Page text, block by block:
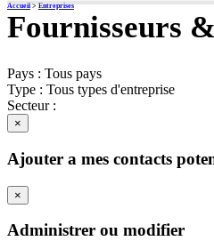
Accueil>Entreprises
Fournisseurs
Pays : Tous pays
Type : Tous types d'entreprise
Secteur :
×
Ajouter a mes contacts
×
Administrer ou modifier